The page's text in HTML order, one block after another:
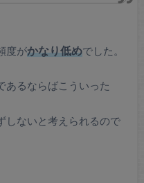
度がかなり低めでした。
あるならばこういった
しないと考えられるので